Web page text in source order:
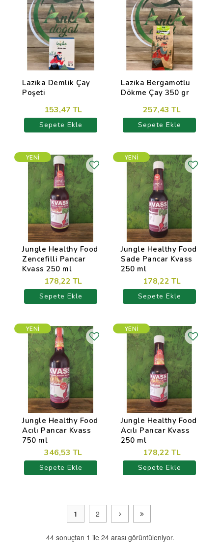
Lazika Demlik Çay
Poşeti
153,47 TL
Sepete Ekle
Lazika Bergamotlu
Dökme Çay 350 gr
257,43 TL
Sepete Ekle
Jungle Healthy Food
Zencefilli Pancar
Kvass 250 ml
178,22 TL
Sepete Ekle
YENI
Jungle Healthy Food
Sade Pancar Kvass
250 ml
178,22 TL
Sepete Ekle
YENI
Jungle Healthy Food
Acılı Pancar Kvass
750 ml
346,53 TL
Sepete Ekle
YENI
Jungle Healthy Food
Acılı Pancar Kvass
250 ml
178,22 TL
Sepete Ekle
YENI
1 2
44 sonuçtan 1 ile 24 arası görüntüleniyor.